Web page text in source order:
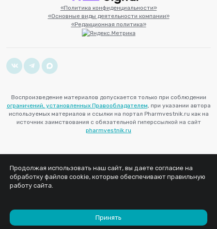
«Политика конфиденциальности»
«Основные виды деятельности компании»
«Редакционная политика»
Воспроизведение материалов допускается только при соблюдении
ограничений, установленных Правообладателем , при указании автора
используемых материалов и ссылки на портал Pharmvestnik.ru как на
источник заимствования с обязательной гиперссылкой на сайт
pharmvestnik.ru
Продолжая использовать наш сайт, вы даете согласие на
обработку файлов cookie, которые обеспечивают правильную
работу сайта.
Принять